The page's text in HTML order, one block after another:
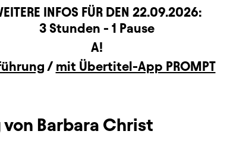
INFOS FÜR DEN 22.09.2026:
3 Stunden - 1 Pause
A!
/ mit Übertitel-App PROMPT
Barbara Christ